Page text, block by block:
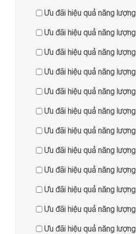
Ưu đãi hiệu quả năng lượng
Ưu đãi hiệu quả năng lượng
Ưu đãi hiệu quả năng lượng
Ưu đãi hiệu quả năng lượng
Ưu đãi hiệu quả năng lượng
Ưu đãi hiệu quả năng lượng
Ưu đãi hiệu quả năng lượng
Ưu đãi hiệu quả năng lượng
Ưu đãi hiệu quả năng lượng
Ưu đãi hiệu quả năng lượng
Ưu đãi hiệu quả năng lượng
Ưu đãi hiệu quả năng lượng